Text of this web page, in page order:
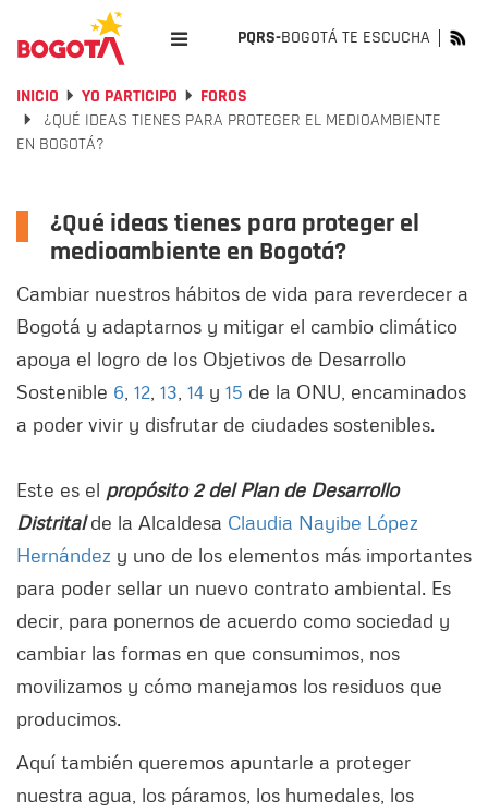
PQRS-BOGOTÁ TE ESCUCHA
INICIO YO PARTICIPO
FOROS
¿QUÉ IDEAS TIENES PARA PROTEGER EL MEDIOAMBIENTE
EN BOGOTÁ?
¿Qué ideas tienes para proteger el
medioambiente en Bogotá?
Cambiar nuestros hábitos de vida para reverdecer a
Bogotá y adaptarnos y mitigar el cambio climático
apoya el logro de los Objetivos de Desarrollo
Sostenible 6 12 13 14 y 15 de la ONU, encaminados
a poder vivir y disfrutar de ciudades sostenibles.
Este es el propósito 2 del Plan de Desarrollo
Distritalde la Alcaldesa Claudia Nayibe López
Hernández y uno de los elementos más importantes
para poder sellar un nuevo contrato ambiental. Es
decir, para ponernos de acuerdo como sociedad y
cambiar las formas en que consumimos, nos
movilizamos y cómo manejamos los residuos que
producimos.
Aquí también queremos apuntarle a proteger
nuestra agua, los páramos, los humedales, los